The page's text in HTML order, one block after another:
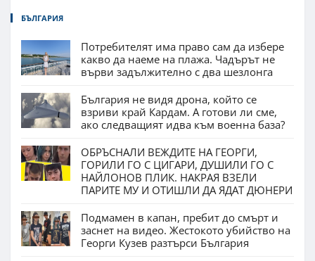
БЪЛГАРИЯ
Потребителят има право сам да избере
какво да наеме на плажа. Чадърът не
върви задължително с два шезлонга
България не видя дрона, който се
взриви край Кардам. А готови ли сме,
ако следващият идва към военна база?
ОБРЪСНАЛИ ВЕЖДИТЕ НА ГЕОРГИ,
ГОРИЛИ ГО С ЦИГАРИ, ДУШИЛИ ГО С
НАЙЛОНОВ ПЛИК. НАКРАЯ ВЗЕЛИ
ПАРИТЕ МУ И ОТИШЛИ ДА ЯДАТ ДЮНЕРИ
Подмамен в капан, пребит до смърт и
заснет на видео. Жестокото убийство на
Георги Кузев разтърси България